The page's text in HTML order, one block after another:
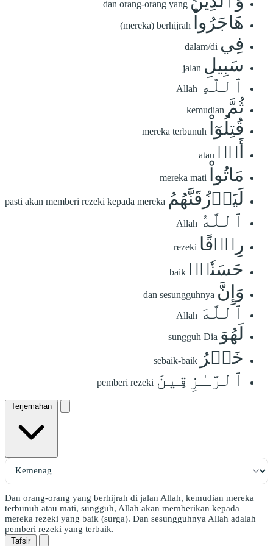
dan orang-orang yang
هَاجَرُواْ (mereka) berhijrah
فِي dalam/di
سَبِيلِ jalan
ٱللَّهِ Allah
ثُمَّ kemudian
قُتِلُوٓاْ mereka terbunuh
أَوۡ atau
مَاتُواْ mereka mati
لَيَرۡزُقَنَّهُمُ pasti akan memberi rezeki kepada mereka
ٱللَّهُ Allah
رِزۡقًا rezeki
حَسَنٗاۚ baik
وَإِنَّ dan sesungguhnya
ٱللَّهَ Allah
لَهُوَ sungguh Dia
خَيۡرُ sebaik-baik
ٱلرَّـٰزِقِينَ pemberi rezeki
Terjemahan
Dan orang-orang yang berhijrah di jalan Allah, kemudian mereka
terbunuh atau mati, sungguh, Allah akan memberikan kepada
mereka rezeki yang baik (surga). Dan sesungguhnya Allah adalah
pemberi rezeki yang terbaik.
Tafsir